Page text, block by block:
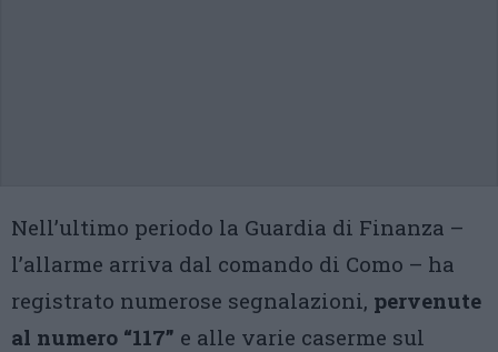
Nell’ultimo periodo la Guardia di Finanza –
l’allarme arriva dal comando di Como – ha
registrato numerose segnalazioni, pervenute
al numero “117” e alle varie caserme sul